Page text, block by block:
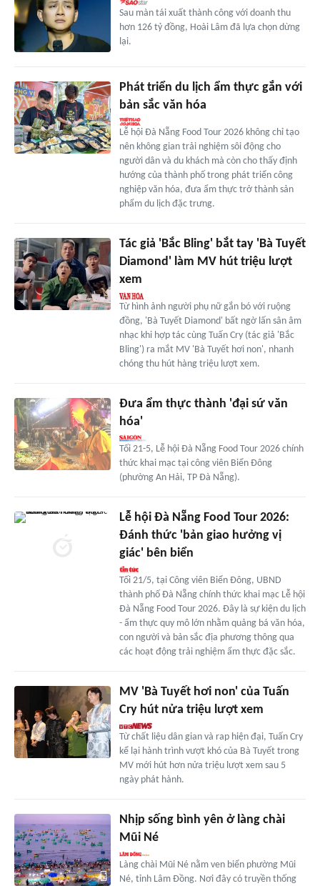
Sau màn tái xuất thành công với doanh thu
hơn 126 tỷ đồng, Hoài Lâm đã lựa chọn dừng
lại.
Phát triển du lịch ẩm thực gắn với
bản sắc văn hóa
Lễ hội Đà Nẵng Food Tour 2026 không chỉ tạo
nên không gian trải nghiệm sôi động cho
người dân và du khách mà còn cho thấy định
hướng của thành phố trong phát triển công
nghiệp văn hóa, đưa ẩm thực trở thành sản
phẩm du lịch đặc trưng.
Tác giả 'Bắc Bling' bắt tay 'Bà Tuyết
Diamond' làm MV hút triệu lượt
xem
Từ hình ảnh người phụ nữ gắn bó với ruộng
đồng, 'Bà Tuyết Diamond' bất ngờ lấn sân âm
nhạc khi hợp tác cùng Tuấn Cry (tác giả 'Bắc
Bling') ra mắt MV 'Bà Tuyết hơi non', nhanh
chóng thu hút hàng triệu lượt xem.
Đưa ẩm thực thành 'đại sứ văn
hóa'
Tối 21-5, Lễ hội Đà Nẵng Food Tour 2026 chính
thức khai mạc tại công viên Biển Đông
(phường An Hải, TP Đà Nẵng).
Lễ hội Đà Nẵng Food Tour 2026:
Đánh thức 'bản giao hưởng vị
giác' bên biển
Tối 21/5, tại Công viên Biển Đông, UBND
thành phố Đà Nẵng chính thức khai mạc Lễ hội
Đà Nẵng Food Tour 2026. Đây là sự kiện du lịch
- ẩm thực quy mô lớn nhằm quảng bá văn hóa,
con người và bản sắc địa phương thông qua
các hoạt động trải nghiệm ẩm thực đặc sắc.
MV 'Bà Tuyết hơi non' của Tuấn
Cry hút nửa triệu lượt xem
Từ chất liệu dân gian và rap hiện đại, Tuấn Cry
kể lại hành trình vượt khó của Bà Tuyết trong
MV mới hút hơn nửa triệu lượt xem sau 5
ngày phát hành.
Nhịp sống bình yên ở làng chài
Mũi Né
Làng chài Mũi Né nằm ven biển phường Mũi
Né, tỉnh Lâm Đồng. Nơi đây có truyền thống